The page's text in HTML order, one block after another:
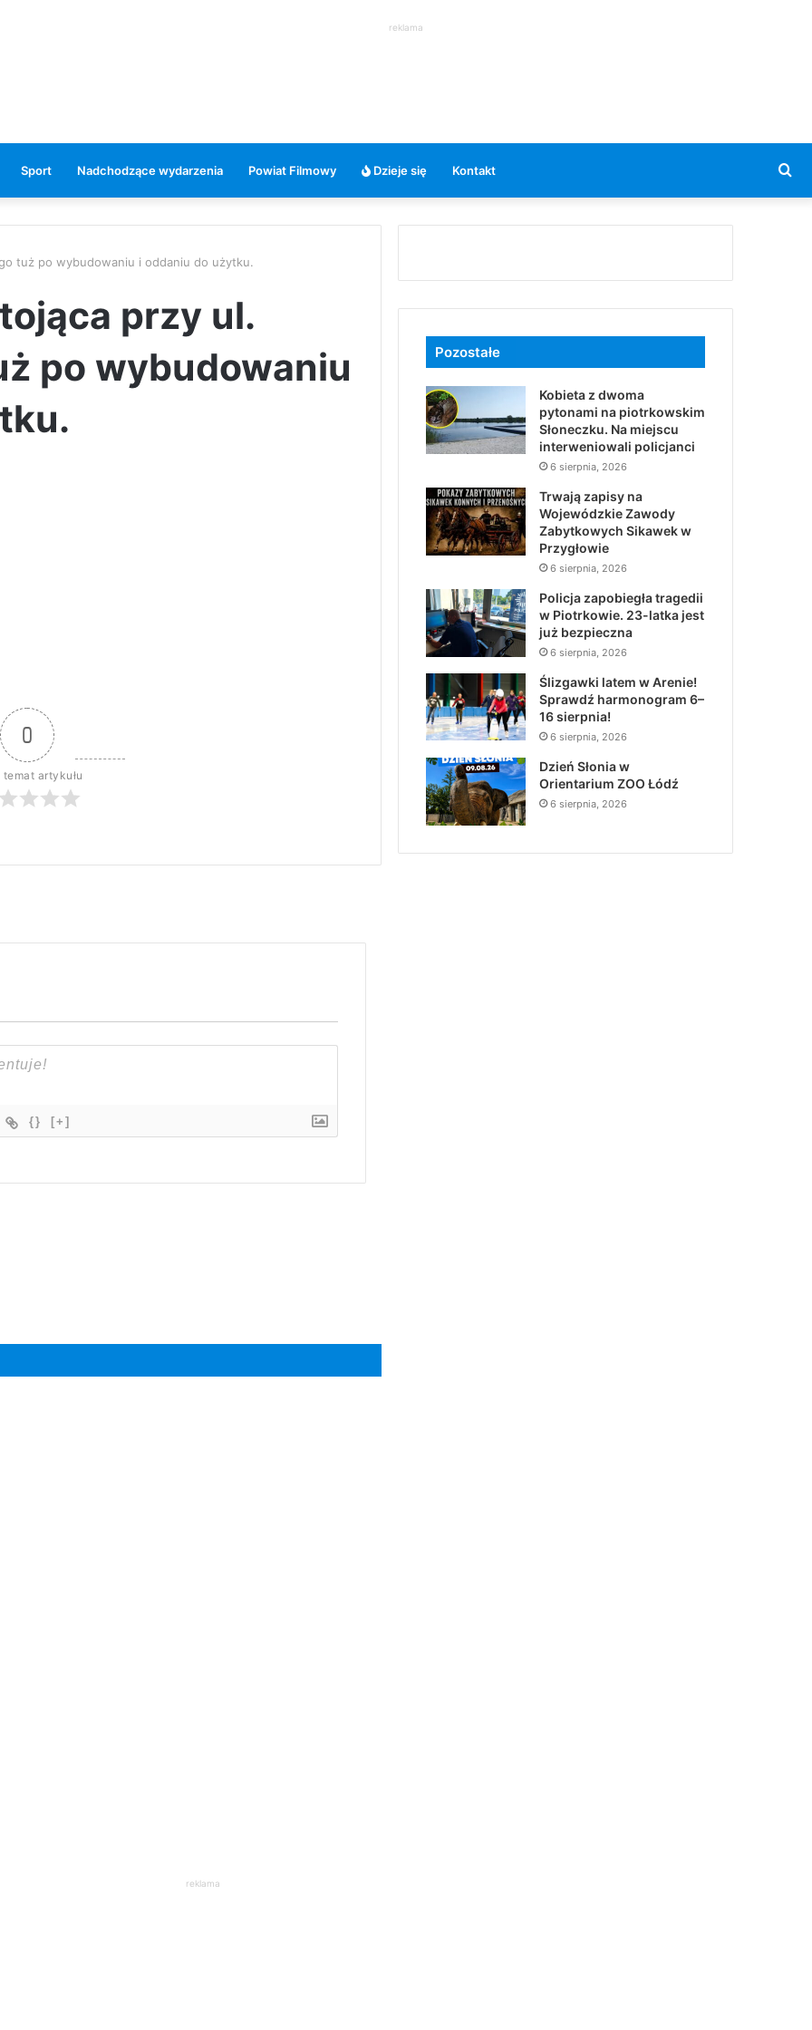
reklama
Sport Nadchodzące wydarzenia Powiat Filmowy Dzieje się Kontakt
tuż po wybudowaniu i oddaniu do użytku.
przy ul.
po wybudowaniu
0
temat artykułu
{} [+]
Pozostałe
Kobieta z dwoma
pytonami na piotrkowskim
Słoneczku. Na miejscu
interweniowali policjanci
6 sierpnia, 2026
Trwają zapisy na
Wojewódzkie Zawody
Zabytkowych Sikawek w
Przygłowie
6 sierpnia, 2026
Policja zapobiegła tragedii
w Piotrkowie. 23-latka jest
już bezpieczna
6 sierpnia, 2026
Ślizgawki latem w Arenie!
Sprawdź harmonogram 6–
16 sierpnia!
6 sierpnia, 2026
Dzień Słonia w
Orientarium ZOO Łódź
6 sierpnia, 2026
reklama